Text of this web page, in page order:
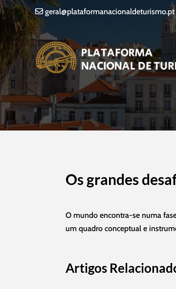
geral@plataformanacionaldeturismo.pt
Os grandes
O mundo encontra-se numa
um quadro conceptual e
Artigos